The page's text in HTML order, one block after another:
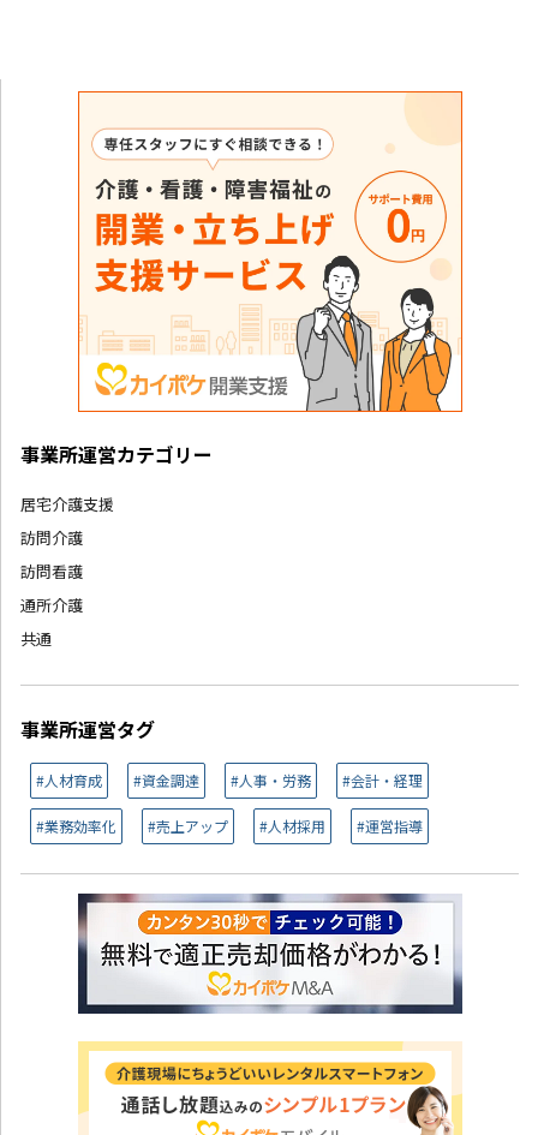
事業所運営カテゴリー
居宅介護支援
訪問介護
訪問看護
通所介護
共通
事業所運営タグ
#人材育成 #資金調達 #人事・労務 #会計・経理
#業務効率化 #売上アップ #人材採用 #運営指導